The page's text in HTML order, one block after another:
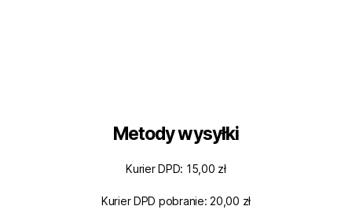
Metody wysyłki
Kurier DPD: 15,00 zł
Kurier DPD pobranie: 20,00 zł